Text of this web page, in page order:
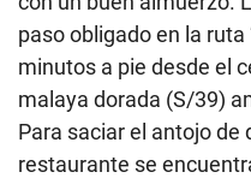
paso obligado en la ruta
minutos a pie desde el
malaya dorada (S/39)
Para saciar el antojo de
restaurante se